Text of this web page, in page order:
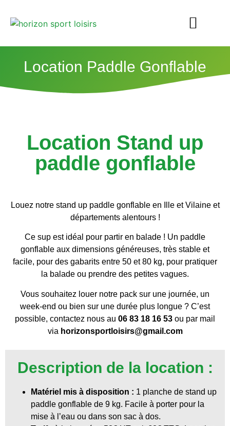
Location Paddle Gonflable
Location Stand up
paddle gonflable
Louez notre stand up paddle gonflable en Ille et Vilaine et
départements alentours !
Ce sup est idéal pour partir en balade ! Un paddle
gonflable aux dimensions généreuses, très stable et
facile, pour des gabarits entre 50 et 80 kg, pour pratiquer
la balade ou prendre des petites vagues.
Vous souhaitez louer notre pack sur une journée, un
week-end ou bien sur une durée plus longue ? C’est
possible, contactez nous au 06 83 18 16 53 ou par mail
via horizonsportloisirs@gmail.com
Description de la location :
Matériel mis à disposition : 1 planche de stand up
paddle gonflable de 9 kg. Facile à porter pour la
mise à l’eau ou dans son sac à dos.